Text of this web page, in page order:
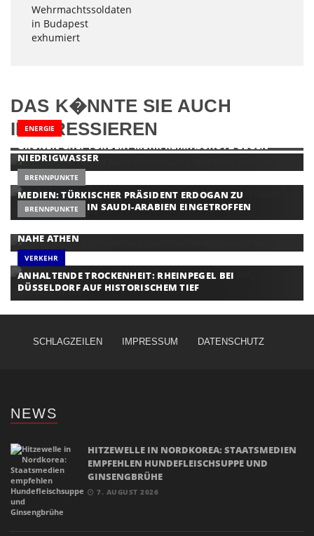
DAS K�NNTE SIE AUCH
INTERESSIEREN
ENERGIE
GRÜNEN-CHEF FORDERT MEHR KLIMASCHUTZ GEGEN
NIEDRIGWASSER
BRENNPUNKTE
MEDIEN: TÜRKISCHER PRÄSIDENT ERDOGAN ZU
DREIERGIPFEL IN SAUDI-ARABIEN EINGETROFFEN
BRENNPUNKTE
NAHE ATHEN
VERKEHR
ANHALTENDE TROCKENHEIT: RHEINPEGEL BEI
DÜSSELDORF AUF HISTORISCHEM TIEF
SCHLAGZEILEN IMPRESSUM DATENSCHUTZ
NEWS
HITZEWELLE IN NORDKOREA: STAATSMEDIEN
EMPFEHLEN HUNDEFLEISCHSUPPE UND
GINSENGBRÜHE
7. AUGUST 2026